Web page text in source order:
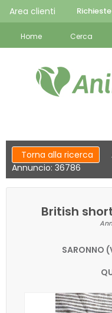
Area clienti
Home Cerca
Torna alla ricerca
Annuncio: 36786
British
SARONNO